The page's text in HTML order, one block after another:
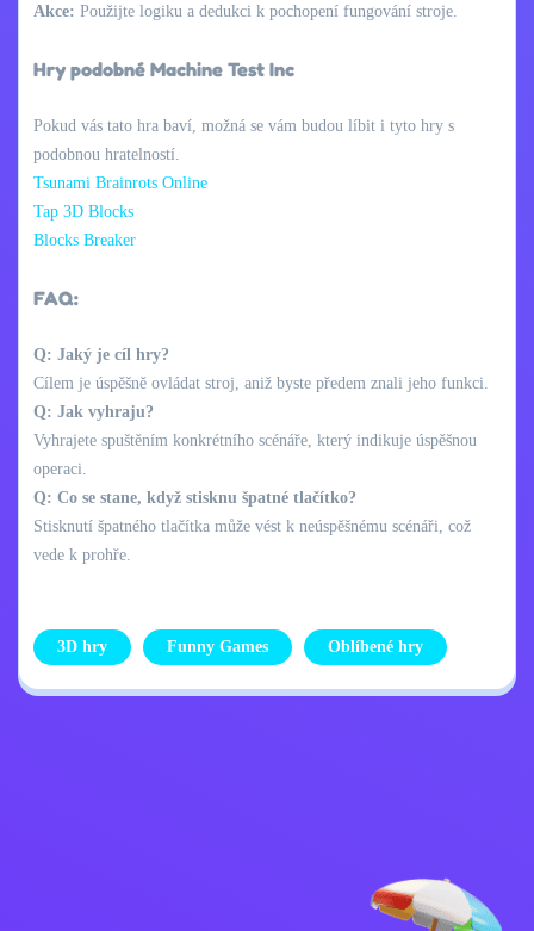
Akce: Použijte logiku a dedukci k pochopení fungování stroje.
Hry podobné Machine Test Inc
Pokud vás tato hra baví, možná se vám budou líbit i tyto hry s
podobnou hratelností.
Tsunami Brainrots Online
Tap 3D Blocks
Blocks Breaker
FAQ:
Q: Jaký je cíl hry?
Cílem je úspěšně ovládat stroj, aniž byste předem znali jeho funkci.
Q: Jak vyhraju?
Vyhrajete spuštěním konkrétního scénáře, který indikuje úspěšnou
operaci.
Q: Co se stane, když stisknu špatné tlačítko?
Stisknutí špatného tlačítka může vést k neúspěšnému scénáři, což
vede k prohře.
3D hry Funny Games Oblíbené hry